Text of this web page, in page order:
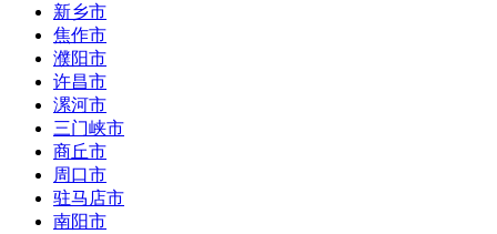
新乡市
焦作市
濮阳市
许昌市
漯河市
三门峡市
商丘市
周口市
驻马店市
南阳市